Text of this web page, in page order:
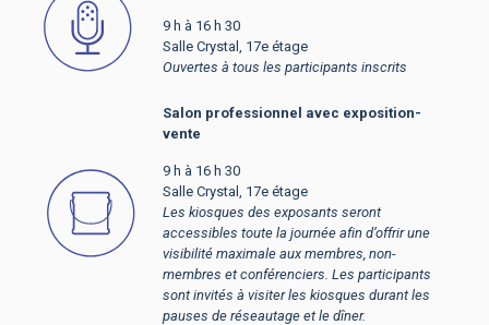
9 h à 16 h 30
Salle Crystal, 17e étage
Ouvertes à tous les participants inscrits
Salon professionnel avec exposition-
vente
9 h à 16 h 30
Salle Crystal, 17e étage
Les kiosques des exposants seront
accessibles toute la journée afin d’offrir une
visibilité maximale aux membres, non-
membres et conférenciers. Les participants
sont invités à visiter les kiosques durant les
pauses de réseautage et le dîner.